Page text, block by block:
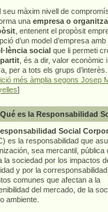
seu màxim nivell de compromís,
una empresa o
, entenent el propòsit
d’un model d’empresa
social que li permeti
, és a dir, valor econòmic
per a tots els grups
més àmplia segons Josep
]
es la Responsabilidad
Social
es la responsabilidad que
sea mercantil, pública
la sociedad por los impactos
y por la
comunes que afectan a la
del mercado, de la
ambiente.